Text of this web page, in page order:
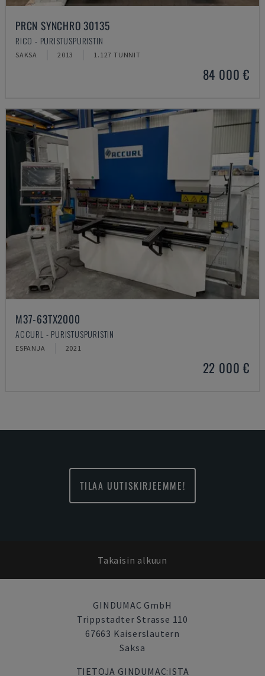
PRCN SYNCHRO 30135
RICO - PURISTUSPURISTIN
SAKSA 2013 1.127 TUNNIT
84 000 €
M37-63TX2000
ACCURL - PURISTUSPURISTIN
ESPANJA 2021
22 000 €
TILAA UUTISKIRJEEMME!
Takaisin alkuun
GINDUMAC GmbH
Trippstadter Strasse 110
67663 Kaiserslautern
Saksa
TIETOJA GINDUMAC:ISTA